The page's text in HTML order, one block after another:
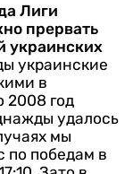
Лиги
прервать
украинских
украинские
в
2008 год
удалось
мы
по победам в